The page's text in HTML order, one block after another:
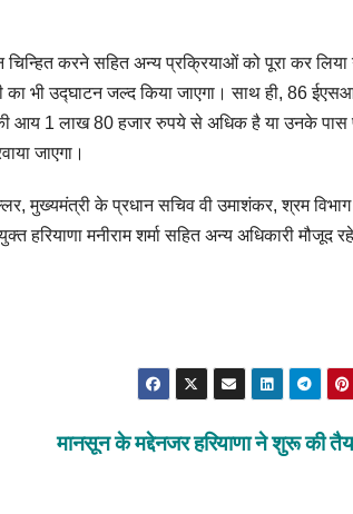
करने सहित अन्य प्रक्रियाओं को पूरा कर लिया
भी उद्घाटन जल्द किया जाएगा। साथ ही, 86
आय 1 लाख 80 हजार रुपये से अधिक है या उनके पास
जाएगा।
मुख्यमंत्री के प्रधान सचिव वी उमाशंकर, श्रम
हरियाणा मनीराम शर्मा सहित अन्य अधिकारी मौजूद
मानसून के मद्देनजर हरियाणा ने शुरू की